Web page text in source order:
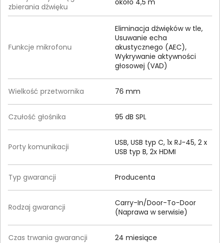
zbierania dźwięku
Funkcje mikrofonu
Eliminacja dźwięków w tle,
Usuwanie echa
akustycznego (AEC),
Wykrywanie aktywności
głosowej (VAD)
Wielkość przetwornika 76 mm
Czułość głośnika 95 dB SPL
Porty komunikacji
USB, USB typ C, 1x RJ-45, 2 x
USB typ B, 2x HDMI
Typ gwarancji Producenta
Rodzaj gwarancji
Carry-In/Door-To-Door
(Naprawa w serwisie)
Czas trwania gwarancji 24 miesiące